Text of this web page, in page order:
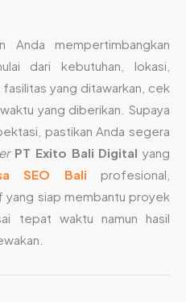
Anda mempertimbangkan
dari kebutuhan, lokasi,
yang ditawarkan, cek
yang diberikan. Supaya
pastikan Anda segera
PT Exito Bali Digitalyang
SEO Bali profesional,
yang siap membantu proyek
tepat waktu namun hasil